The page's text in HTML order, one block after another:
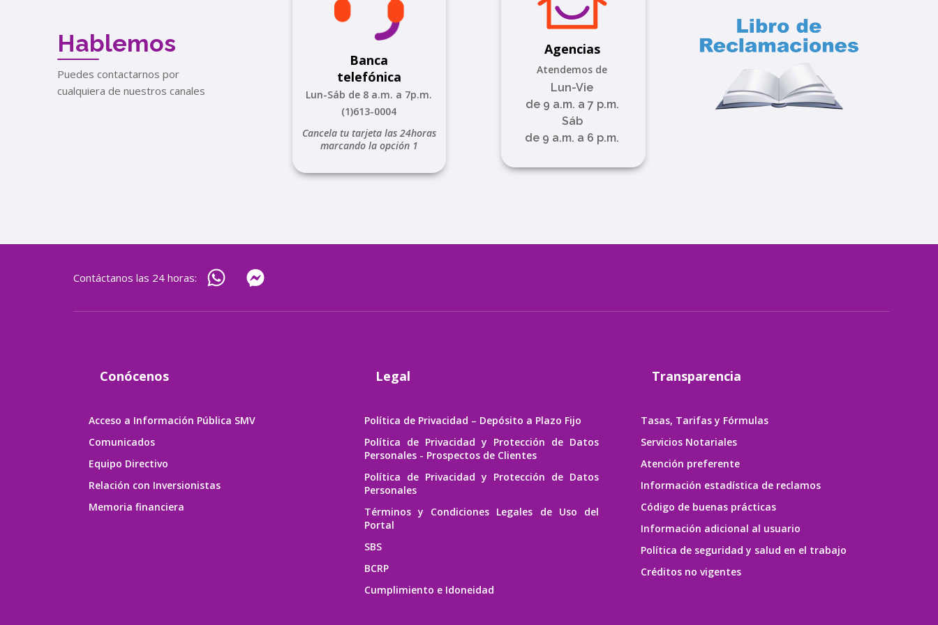
Hablemos
Puedes contactarnos por
cualquiera de nuestros canales
Banca
telefónica
Lun-Sáb de 8 a.m. a 7p.m.
(1)613-0004
Cancela tu tarjeta las 24horas
marcando la opción 1
Agencias
Atendemos de
Lun-Vie
de 9 a.m. a 7 p.m.
Sáb
de 9 a.m. a 6 p.m.
Contáctanos las 24 horas:
Conócenos
Acceso a Información Pública SMV
Comunicados
Equipo Directivo
Relación con Inversionistas
Memoria financiera
Legal
Política de Privacidad – Depósito a Plazo Fijo
Política de Privacidad y Protección de Datos
Personales - Prospectos de Clientes
Política de Privacidad y Protección de Datos
Personales
Términos y Condiciones Legales de Uso del
Portal
SBS
BCRP
Cumplimiento e Idoneidad
Transparencia
Tasas, Tarifas y Fórmulas
Servicios Notariales
Atención preferente
Información estadística de reclamos
Código de buenas prácticas
Información adicional al usuario
Política de seguridad y salud en el trabajo
Créditos no vigentes